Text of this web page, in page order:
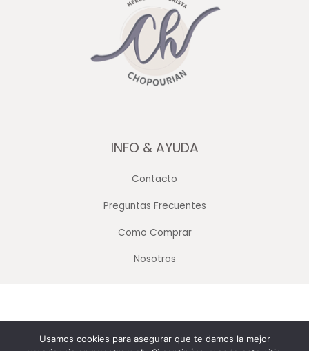
INFO & AYUDA
Contacto
Preguntas Frecuentes
Como Comprar
Nosotros
Usamos cookies para asegurar que te damos la mejor